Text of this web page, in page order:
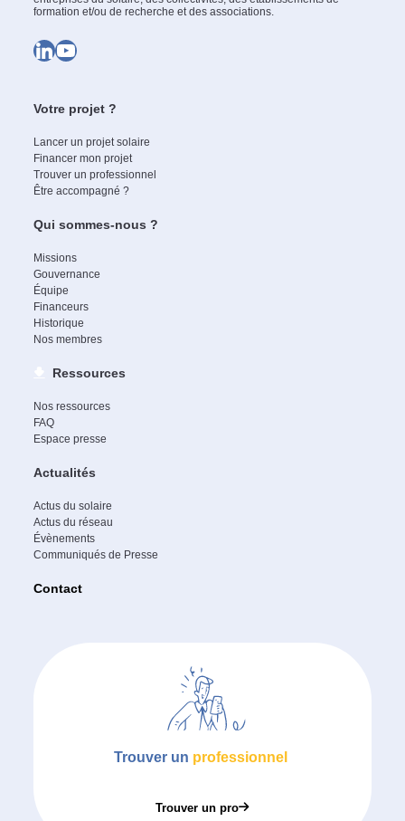
formation et/ou de recherche et des associations.
LinkedIn
YouTube
Votre projet ?
Lancer un projet solaire
Financer mon projet
Trouver un professionnel
Être accompagné ?
Qui sommes-nous ?
Missions
Gouvernance
Équipe
Financeurs
Historique
Nos membres
Ressources
Nos ressources
FAQ
Espace presse
Actualités
Actus du solaire
Actus du réseau
Évènements
Communiqués de Presse
Contact
Trouver un professionnel
Trouver un pro